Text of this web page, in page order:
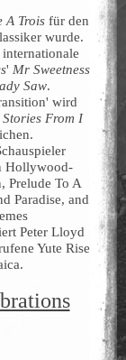
A Trois für den
wurde.
' Mr Sweetness
Saw.
wird
Stories From I
Hollywood-
Prelude To A
Paradise, and
Peter Lloyd
Yute Rise